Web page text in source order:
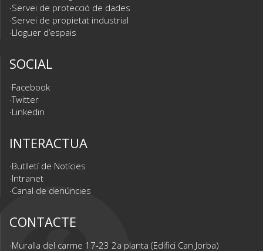
Servei de protecció de dades
Servei de propietat industrial
Lloguer d’espais
SOCIAL
Facebook
Twitter
Linkedin
INTERACTUA
Butlletí de Notícies
Intranet
Canal de denúncies
CONTACTE
Muralla del carme 17-23 2a planta (Edifici Can Jorba)